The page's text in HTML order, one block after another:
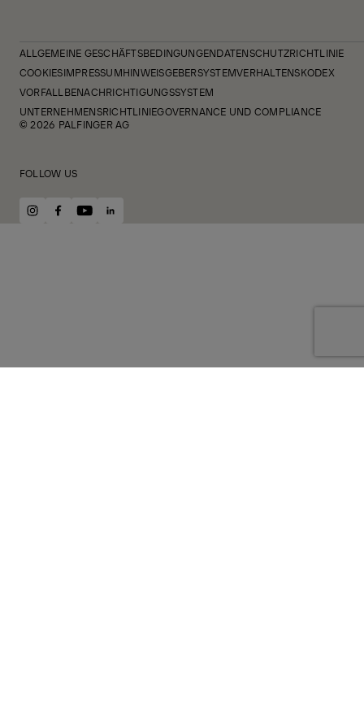
ALLGEMEINE GESCHÄFTSBEDINGUNGENDATENSCHUTZRICHTLINIE
COOKIESIMPRESSUMHINWEISGEBERSYSTEMVERHALTENSKODEX
VORFALLBENACHRICHTIGUNGSSYSTEM
UNTERNEHMENSRICHTLINIEGOVERNANCE UND COMPLIANCE
© 2026 PALFINGER AG
FOLLOW US
instagram
facebook
youtubelinkedin